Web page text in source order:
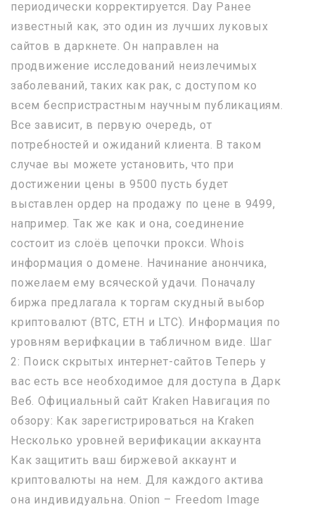
периодически корректируется. Day Ранее
известный как, это один из лучших луковых
сайтов в даркнете. Он направлен на
продвижение исследований неизлечимых
заболеваний, таких как рак, с доступом ко
всем беспристрастным научным публикациям.
Все зависит, в первую очередь, от
потребностей и ожиданий клиента. В таком
случае вы можете установить, что при
достижении цены в 9500 пусть будет
выставлен ордер на продажу по цене в 9499,
например. Так же как и она, соединение
состоит из слоёв цепочки прокси. Whois
информация о домене. Начинание анончика,
пожелаем ему всяческой удачи. Поначалу
биржа предлагала к торгам скудный выбор
криптовалют (BTC, ETH и LTC). Информация по
уровням верифкации в табличном виде. Шаг
2: Поиск скрытых интернет-сайтов Теперь у
вас есть все необходимое для доступа в Дарк
Веб. Официальный сайт Kraken Навигация по
обзору: Как зарегистрироваться на Kraken
Несколько уровней верификации аккаунта
Как защитить ваш биржевой аккаунт и
криптовалюты на нем. Для каждого актива
она индивидуальна. Onion – Freedom Image